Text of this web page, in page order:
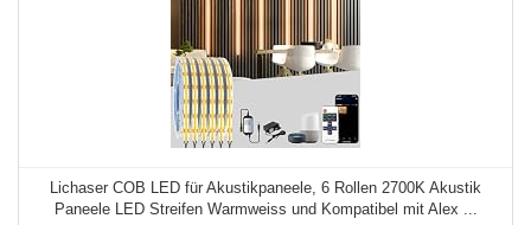
Lichaser COB LED für Akustikpaneele, 6 Rollen 2700K Akustik
Paneele LED Streifen Warmweiss und Kompatibel mit Alex ...